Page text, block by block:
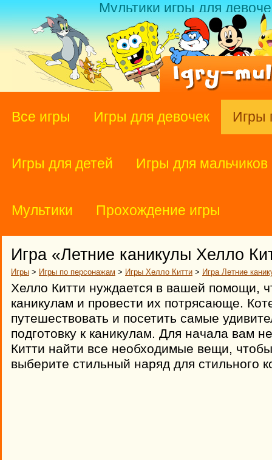
Мультики игры для
Все игры Игры для девочек Игры
Игры для детей Игры для мальчиков
Мультики Прохождение игры
Игра «Летние каникулы Хелло
Игры > Игры по персонажам > Игры Хелло Китти > Игра Летние
Хелло Китти нуждается в вашей помощи,
каникулам и провести их потрясающе.
путешествовать и посетить самые
подготовку к каникулам. Для начала вам
Китти найти все необходимые вещи,
выберите стильный наряд для стильного